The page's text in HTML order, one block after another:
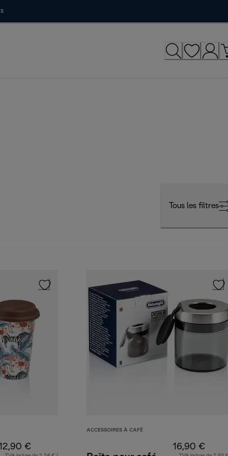
Tous les filtres
€
ACCESSOIRES À CAFÉ
16,90 €